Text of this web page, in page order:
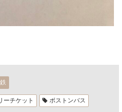
ーチケット
ボストンバス